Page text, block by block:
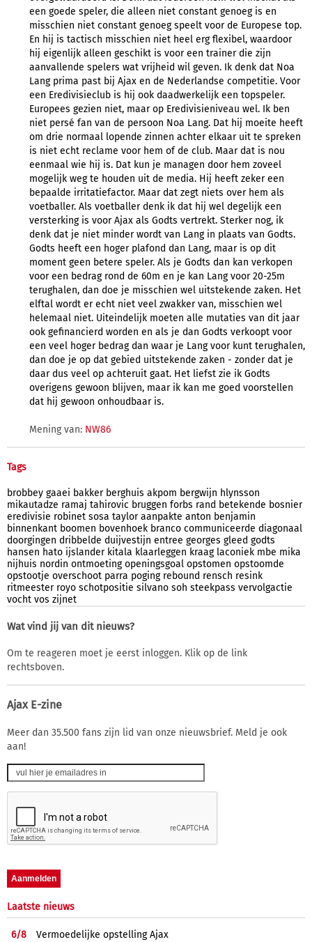
een goede speler, die alleen niet constant genoeg is en
misschien niet constant genoeg speelt voor de Europese top.
En hij is tactisch misschien niet heel erg flexibel, waardoor
hij eigenlijk alleen geschikt is voor een trainer die zijn
aanvallende spelers wat vrijheid wil geven. Ik denk dat Noa
Lang prima past bij Ajax en de Nederlandse competitie. Voor
een Eredivisieclub is hij ook daadwerkelijk een topspeler.
Europees gezien niet, maar op Eredivisieniveau wel. Ik ben
niet persé fan van de persoon Noa Lang. Dat hij moeite heeft
om drie normaal lopende zinnen achter elkaar uit te spreken
is niet echt reclame voor hem of de club. Maar dat is nou
eenmaal wie hij is. Dat kun je managen door hem zoveel
mogelijk weg te houden uit de media. Hij heeft zeker een
bepaalde irritatiefactor. Maar dat zegt niets over hem als
voetballer. Als voetballer denk ik dat hij wel degelijk een
versterking is voor Ajax als Godts vertrekt. Sterker nog, ik
denk dat je niet minder wordt van Lang in plaats van Godts.
Godts heeft een hoger plafond dan Lang, maar is op dit
moment geen betere speler. Als je Godts dan kan verkopen
voor een bedrag rond de 60m en je kan Lang voor 20-25m
terughalen, dan doe je misschien wel uitstekende zaken. Het
elftal wordt er echt niet veel zwakker van, misschien wel
helemaal niet. Uiteindelijk moeten alle mutaties van dit jaar
ook gefinancierd worden en als je dan Godts verkoopt voor
een veel hoger bedrag dan waar je Lang voor kunt terughalen,
dan doe je op dat gebied uitstekende zaken - zonder dat je
daar dus veel op achteruit gaat. Het liefst zie ik Godts
overigens gewoon blijven, maar ik kan me goed voorstellen
dat hij gewoon onhoudbaar is.
Mening van: NW86
Tags
brobbey gaaei bakker berghuis akpom bergwijn hlynsson
mikautadze ramaj tahirovic bruggen forbs rand betekende bosnier
eredivisie robinet sosa taylor aanpakte anton benjamin
binnenkant boomen bovenhoek branco communiceerde diagonaal
doorgingen dribbelde duijvestijn entree georges gleed godts
hansen hato ijslander kitala klaarleggen kraag laconiek mbe mika
nijhuis nordin ontmoeting openingsgoal opstomen opstoomde
opstootje overschoot parra poging rebound rensch resink
ritmeester royo schotpositie silvano soh steekpass vervolgactie
vocht vos zijnet
Wat vind jij van dit nieuws?
Om te reageren moet je eerst inloggen. Klik op de link
rechtsboven.
Ajax E-zine
Meer dan 35.500 fans zijn lid van onze nieuwsbrief. Meld je ook
aan!
Laatste nieuws
6/8
Vermoedelijke opstelling Ajax